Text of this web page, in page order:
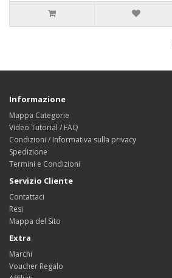
Informazione
Mappa Categorie
Video Tutorial / FAQ
Condizioni / Informativa sulla privacy
Spedizione
Termini e Condizioni
Servizio Cliente
Contattaci
Resi
Mappa del Sito
Extra
Marchi
Voucher Regalo